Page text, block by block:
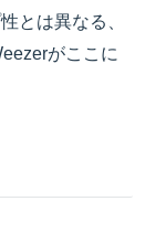
とは異なる、
がここに